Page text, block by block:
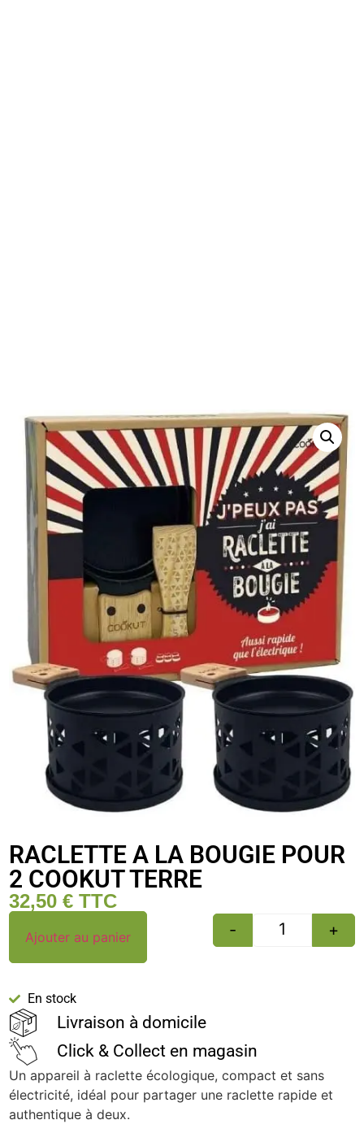
RACLETTE A LA BOUGIE POUR
2 COOKUT TERRE
32,50€ TTC
- +
Ajouter au panier
En stock
Livraison à domicile
Click & Collect en magasin
Un appareil à raclette écologique, compact et sans
électricité, idéal pour partager une raclette rapide et
authentique à deux.